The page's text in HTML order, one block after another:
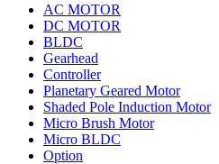
AC MOTOR
DC MOTOR
BLDC
Gearhead
Controller
Planetary Geared Motor
Shaded Pole Induction Motor
Micro Brush Motor
Micro BLDC
Option